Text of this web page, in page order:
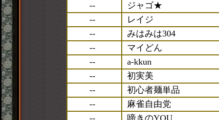
--
ジャゴ★
--
レイジ
--
みはみは304
--
マイどん
--
a-kkun
--
初実美
--
初心者麺単品
--
麻雀自由党
--
啼きのYOU